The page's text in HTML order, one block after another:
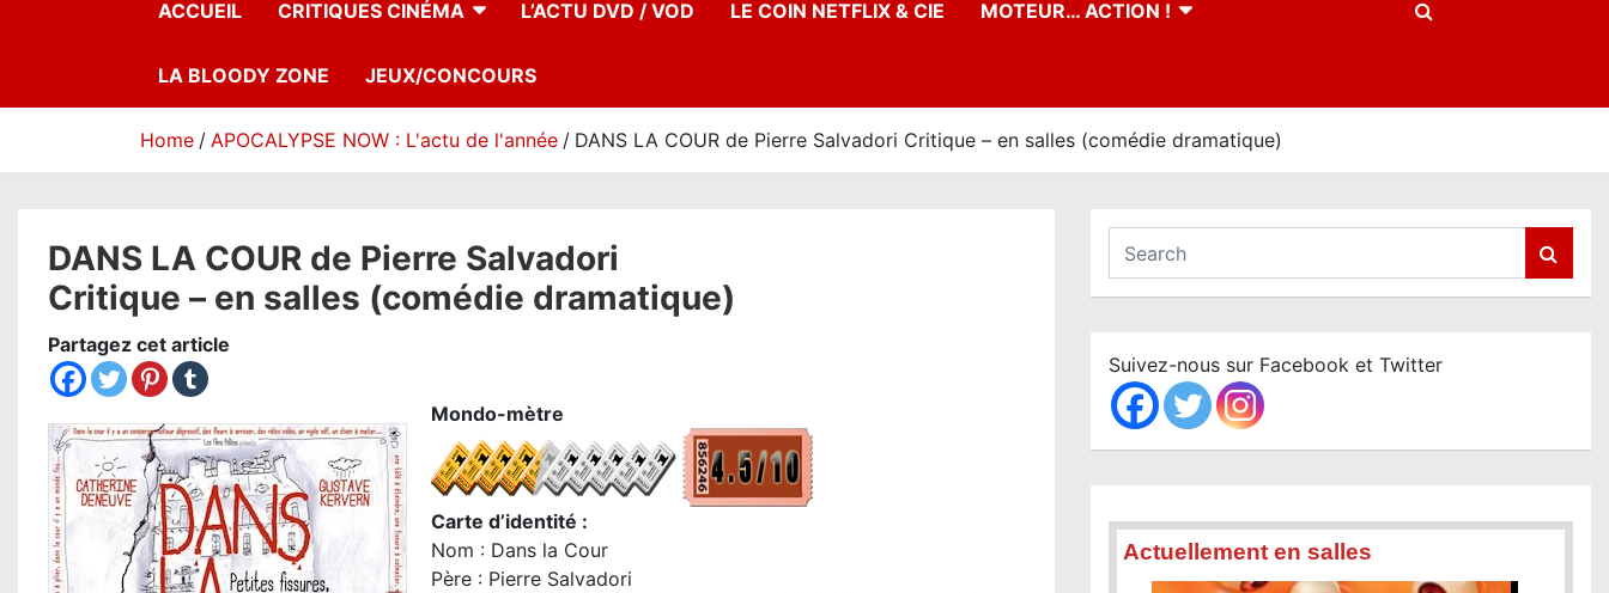
ACCUEIL CRITIQUES CINÉMA L’ACTU DVD / VOD LE COIN NETFLIX & CIE MOTEUR… ACTION !
LA BLOODY ZONE JEUX/CONCOURS
Home APOCALYPSE NOW : L'actu de l'année DANS LA COUR de Pierre Salvadori Critique – en salles (comédie dramatique)
DANS LA COUR de Pierre Salvadori
Critique – en salles (comédie dramatique)
Partagez cet article
Mondo-mètre
Carte d’identité :
Nom : Dans la Cour
Père : Pierre Salvadori
a
c
h
Suivez-nous sur Facebook et Twitter
Actuellement en salles